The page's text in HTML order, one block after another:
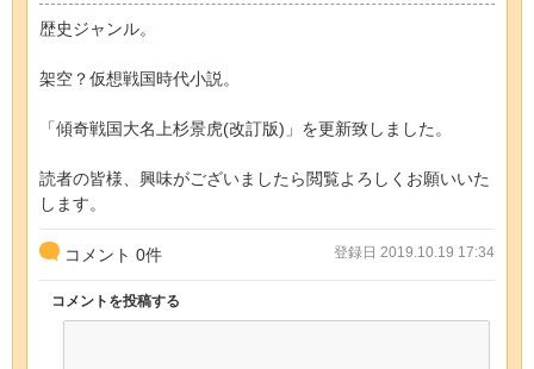
歴史ジャンル。
架空？仮想戦国時代小説。
「傾奇戦国大名上杉景虎(改訂版)」を更新致しました。
読者の皆様、興味がございましたら閲覧よろしくお願いいた
します。
コメント 0件 登録日 2019.10.19 17:34
コメントを投稿する